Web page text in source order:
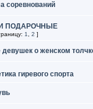
соревнований
ПОДАРОЧНЫЕ
1 2 ]
девушек о женском
гиревого спорта